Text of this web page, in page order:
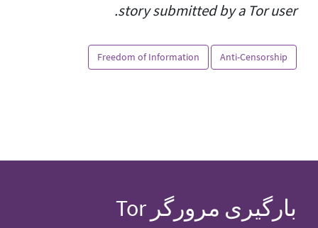
story submitted by a Tor user.
Anti-Censorship
Freedom of Information
بارگیری مرورگر Tor